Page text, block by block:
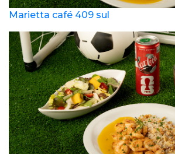
Marietta café 409 sul